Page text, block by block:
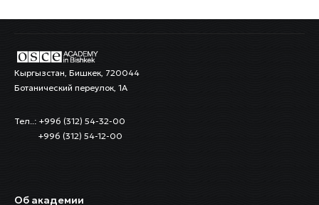
Кыргызстан, Бишкек, 720044
Ботанический переулок, 1А
Тел..: +996 (312) 54-32-00
+996 (312) 54-12-00
Об академии